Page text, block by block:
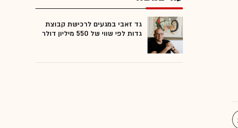
גד זאבי במגעים לרכישת קבוצת
גדות לפי שווי של 550 מיליון דולר